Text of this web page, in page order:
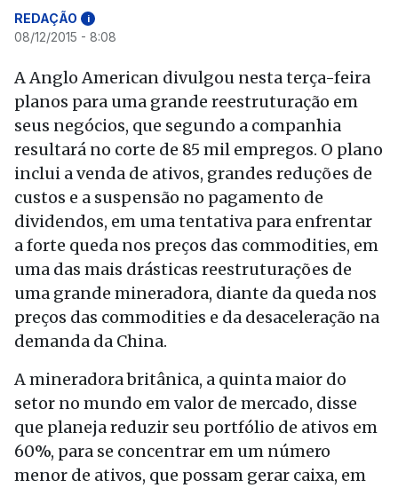
REDAÇÃO i
08/12/2015 - 8:08
A Anglo American divulgou nesta terça-feira
planos para uma grande reestruturação em
seus negócios, que segundo a companhia
resultará no corte de 85 mil empregos. O plano
inclui a venda de ativos, grandes reduções de
custos e a suspensão no pagamento de
dividendos, em uma tentativa para enfrentar
a forte queda nos preços das commodities, em
uma das mais drásticas reestruturações de
uma grande mineradora, diante da queda nos
preços das commodities e da desaceleração na
demanda da China.
A mineradora britânica, a quinta maior do
setor no mundo em valor de mercado, disse
que planeja reduzir seu portfólio de ativos em
60%, para se concentrar em um número
menor de ativos, que possam gerar caixa, em